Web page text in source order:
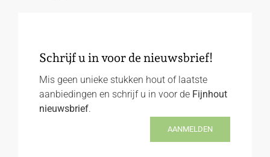
Schrijf u in voor de nieuwsbrief!
Mis geen unieke stukken hout of laatste
aanbiedingen en schrijf u in voor de Fijnhout
nieuwsbrief.
AANMELDEN